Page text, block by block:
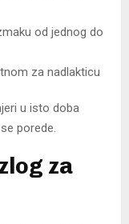
od jednog do
za nadlakticu
u isto doba
porede.
za